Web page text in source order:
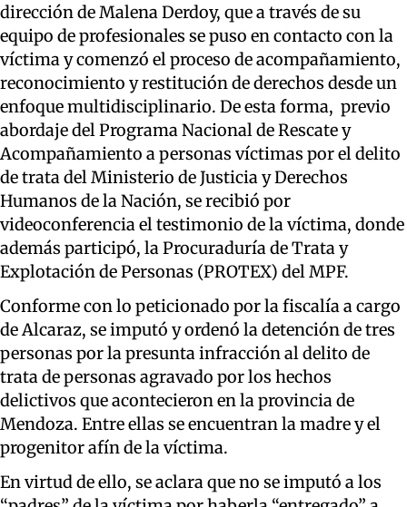
dirección de Malena Derdoy, que a través de su
equipo de profesionales se puso en contacto con la
víctima y comenzó el proceso de acompañamiento,
reconocimiento y restitución de derechos desde un
enfoque multidisciplinario. De esta forma, previo
abordaje del Programa Nacional de Rescate y
Acompañamiento a personas víctimas por el delito
de trata del Ministerio de Justicia y Derechos
Humanos de la Nación, se recibió por
videoconferencia el testimonio de la víctima, donde
además participó, la Procuraduría de Trata y
Explotación de Personas (PROTEX) del MPF.
Conforme con lo peticionado por la fiscalía a cargo
de Alcaraz, se imputó y ordenó la detención de tres
personas por la presunta infracción al delito de
trata de personas agravado por los hechos
delictivos que acontecieron en la provincia de
Mendoza. Entre ellas se encuentran la madre y el
progenitor afín de la víctima.
En virtud de ello, se aclara que no se imputó a los